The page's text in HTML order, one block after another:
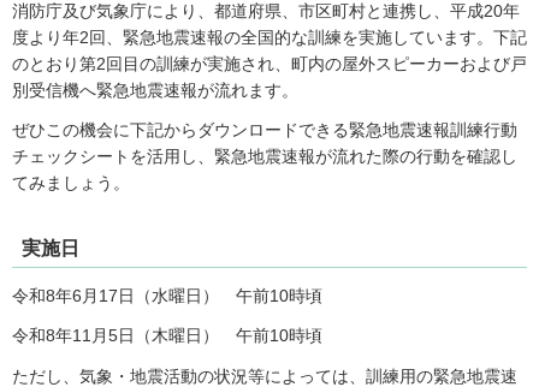
消防庁及び気象庁により、都道府県、市区町村と連携し、平成20年
度より年2回、緊急地震速報の全国的な訓練を実施しています。下記
のとおり第2回目の訓練が実施され、町内の屋外スピーカーおよび戸
別受信機へ緊急地震速報が流れます。
ぜひこの機会に下記からダウンロードできる緊急地震速報訓練行動
チェックシートを活用し、緊急地震速報が流れた際の行動を確認し
てみましょう。
実施日
令和8年6月17日（水曜日） 午前10時頃
令和8年11月5日（木曜日） 午前10時頃
ただし、気象・地震活動の状況等によっては、訓練用の緊急地震速